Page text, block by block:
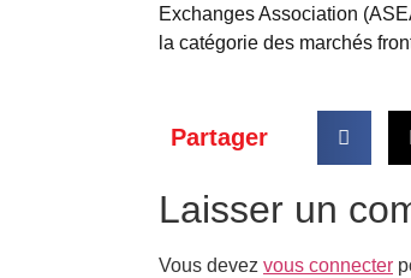
Exchanges Association
la catégorie des marchés
Partager
Laisser un
Vous devez vous connecter